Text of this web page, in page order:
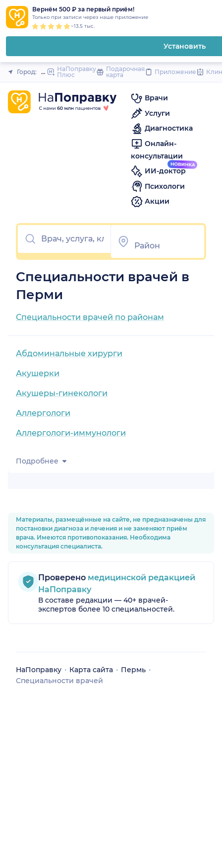
Вернём 500 ₽ за первый приём!
Только при записи через наше приложение
~13.5 тыс.
Установить
Закрыть
Город: ПермьНаПоправку
Плюс
Подарочная
карта
Приложение
Врачи
Услуги
Диагностика
Онлайн-
консультации
ИИ-доктор
Психологи
Акции
Специальности врачей в
Перми
Специальности врачей по районам
Абдоминальные хирурги
Акушерки
Акушеры-гинекологи
Аллергологи
Аллергологи-иммунологи
Подробнее
Материалы, размещённые на сайте, не предназначены для
постановки диагноза и лечения и не заменяют приём
врача. Имеются противопоказания. Необходима
консультация специалиста.
Проверено медицинской редакцией
НаПоправку
В составе редакции — 40+ врачей-
экспертов более 10 специальностей.
НаПоправку Карта сайта
Пермь
Специальности врачей